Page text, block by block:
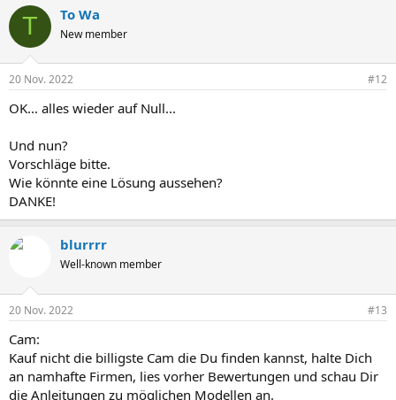
T To Wa
New member
20 Nov. 2022 #12
OK... alles wieder auf Null...
Und nun?
Vorschläge bitte.
Wie könnte eine Lösung aussehen?
DANKE!
blurrrr
Well-known member
20 Nov. 2022 #13
Cam:
Kauf nicht die billigste Cam die Du finden kannst, halte Dich
an namhafte Firmen, lies vorher Bewertungen und schau Dir
die Anleitungen zu möglichen Modellen an.